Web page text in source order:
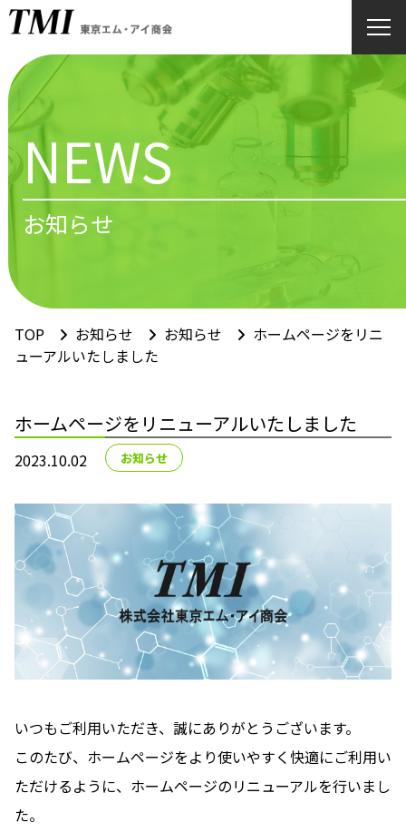
NEWS
お知らせ
TOP お知らせ お知らせ
ホームページをリニ
ューアルいたしました
ホームページをリニューアルいたしました
2023.10.02 お知らせ
いつもご利用いただき、誠にありがとうございます。
このたび、ホームページをより使いやすく快適にご利用い
ただけるように、ホームページのリニューアルを行いまし
た。